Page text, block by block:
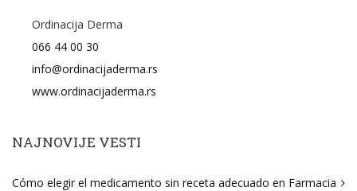
Ordinacija Derma
066 44 00 30
info@ordinacijaderma.rs
www.ordinacijaderma.rs
NAJNOVIJE VESTI
Cómo elegir el medicamento sin receta adecuado en Farmacia